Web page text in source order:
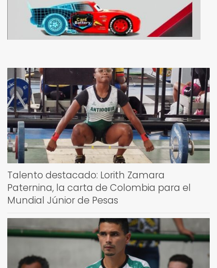
Talento destacado: Lorith Zamara
Paternina, la carta de Colombia para el
Mundial Júnior de Pesas